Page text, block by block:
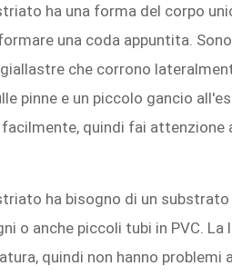
ha una forma del corpo
una coda appuntita.
che corrono
pinne e un piccolo gancio
quindi fai attenzione
ha bisogno di un
o anche piccoli tubi in PVC. La
quindi non hanno problemi